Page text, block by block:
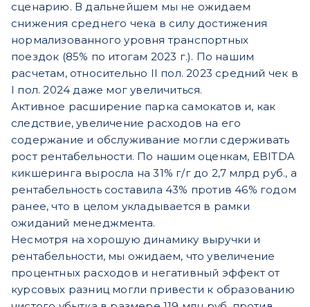
сценарию. В дальнейшем мы не ожидаем
снижения среднего чека в силу достижения
нормализованного уровня транспортных
поездок (85% по итогам 2023 г.). По нашим
расчетам, относительно II пол. 2023 средний чек в
I пол. 2024 даже мог увеличиться.
Активное расширение парка самокатов и, как
следствие, увеличение расходов на его
содержание и обслуживание могли сдерживать
рост рентабельности. По нашим оценкам, EBITDA
кикшеринга выросла на 31% г/г до 2,7 млрд руб., а
рентабельность составила 43% против 46% годом
ранее, что в целом укладывается в рамки
ожиданий менеджмента.
Несмотря на хорошую динамику выручки и
рентабельности, мы ожидаем, что увеличение
процентных расходов и негативный эффект от
курсовых разниц могли привести к образованию